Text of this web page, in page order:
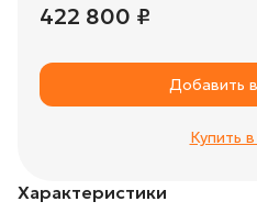
Характеристики
422 800 ₽
Добавить
Купить